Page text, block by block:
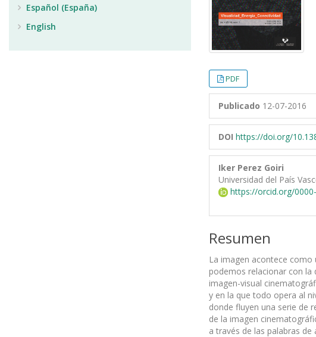
PDF
Publicado 12-07-2016
DOI https://doi.org/
Iker Perez Goiri
Universidad del País
https://orcid.org/
Resumen
La imagen acontece como
podemos relacionar con la
imagen-visual
y en la que todo opera al
donde fluyen una serie de
de la imagen
a través de las palabras
Español (España)
English